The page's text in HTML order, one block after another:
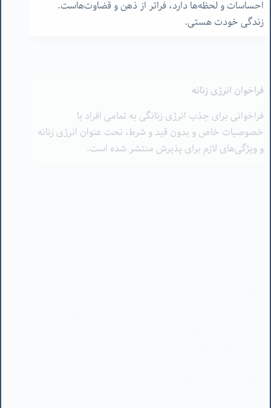
زندگی خودت هستی.
خصوصیات خاص و بدون قید و شرط، تحت عنوان انرژی زنانه
تنهایی- روز اول